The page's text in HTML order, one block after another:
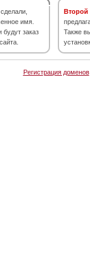
имя.
заказ
Второй
Также
Регистрация доменов